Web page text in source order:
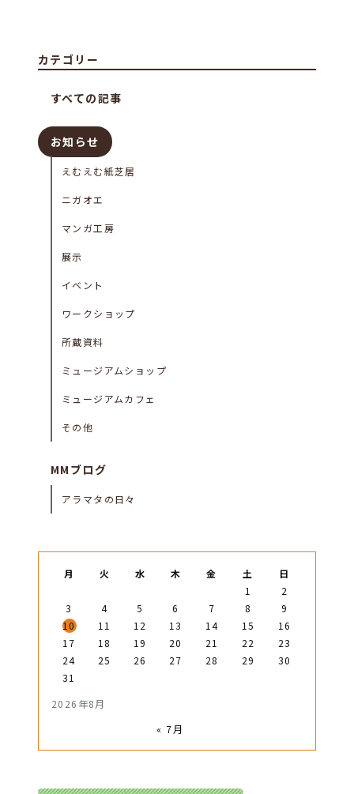
カテゴリー
すべての記事
お知らせ
えむえむ紙芝居
ニガオエ
マンガ工房
展示
イベント
ワークショップ
所蔵資料
ミュージアムショップ
ミュージアムカフェ
その他
MMブログ
アラマタの日々
2026年8月
月 火 水 木 金 土
日
1
2
3
4 5 6 7 8
9
10
11 12 13 14 15
16
17
18 19 20 21 22
23
24
25 26 27 28 29
30
31
« 7月